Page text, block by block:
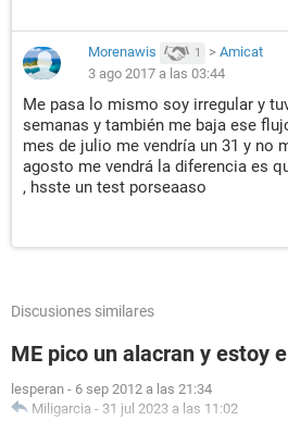
Morenawis 1 > Amicat
3 ago 2017 a las 03:44
Me pasa lo mismo soy irregular y
semanas y también me baja ese
mes de julio me vendría un 31 y no
agosto me vendrá la diferencia es
, hsste un test porseaaso
Discusiones similares
ME pico un alacran y estoy
lesperan - 6 sep 2012 a las 21:34
Miligarcia - 31 jul 2023 a las 11:02